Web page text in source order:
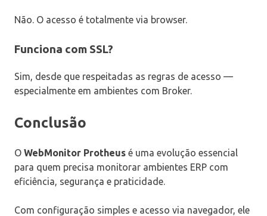
Não. O acesso é totalmente via browser.
Funciona com SSL?
Sim, desde que respeitadas as regras de acesso —
especialmente em ambientes com Broker.
Conclusão
O WebMonitor Protheus é uma evolução essencial
para quem precisa monitorar ambientes ERP com
eficiência, segurança e praticidade.
Com configuração simples e acesso via navegador, ele